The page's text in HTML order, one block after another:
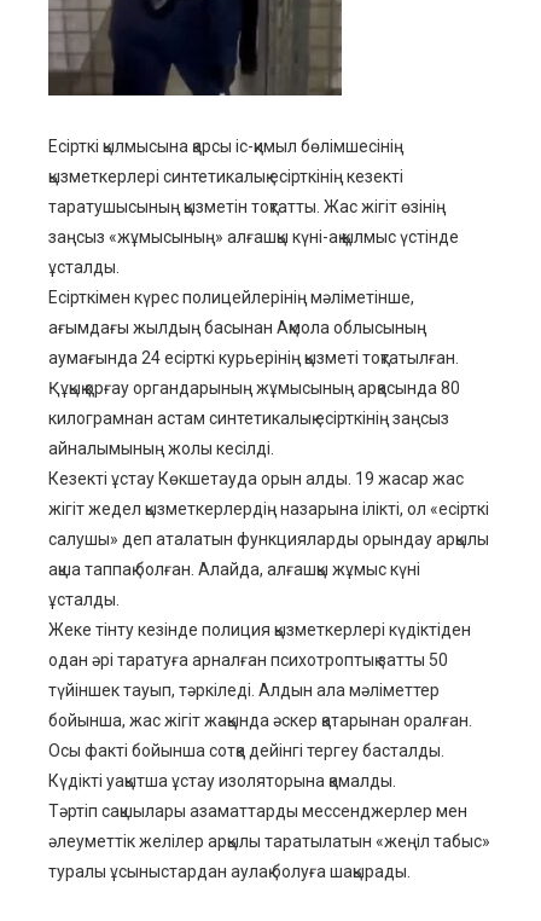
Есірткі қылмысына қарсы іс-қимыл бөлімшесінің
қызметкерлері синтетикалық есірткінің кезекті
таратушысының қызметін тоқтатты. Жас жігіт өзінің
заңсыз «жұмысының» алғашқы күні-ақ қылмыс үстінде
ұсталды.
Есірткімен күрес полицейлерінің мәліметінше,
ағымдағы жылдың басынан Ақмола облысының
аумағында 24 есірткі курьерінің қызметі тоқтатылған.
Құқық қорғау органдарының жұмысының арқасында 80
килограмнан астам синтетикалық есірткінің заңсыз
айналымының жолы кесілді.
Кезекті ұстау Көкшетауда орын алды. 19 жасар жас
жігіт жедел қызметкерлердің назарына ілікті, ол «есірткі
салушы» деп аталатын функцияларды орындау арқылы
ақша таппақ болған. Алайда, алғашқы жұмыс күні
ұсталды.
Жеке тінту кезінде полиция қызметкерлері күдіктіден
одан әрі таратуға арналған психотроптық затты 50
түйіншек тауып, тәркіледі. Алдын ала мәліметтер
бойынша, жас жігіт жақында әскер қатарынан оралған.
Осы факті бойынша сотқа дейінгі тергеу басталды.
Күдікті уақытша ұстау изоляторына қамалды.
Тәртіп сақшылары азаматтарды мессенджерлер мен
әлеуметтік желілер арқылы таратылатын «жеңіл табыс»
туралы ұсыныстардан аулақ болуға шақырады.